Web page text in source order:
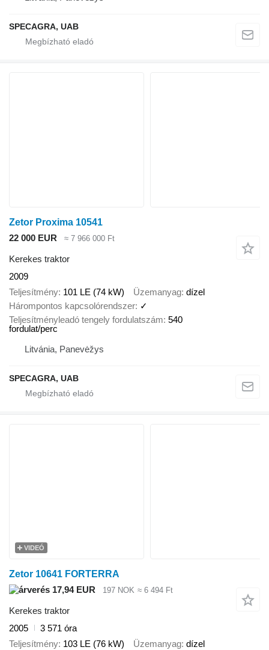
SPECAGRA, UAB
Zetor Proxima 10541
22 000 EUR
≈ 7 966 000 Ft
Kerekes traktor
2009
Teljesítmény 101 LE (74 kW) Üzemanyag dízel
Hárompontos kapcsolórendszer ✓
Teljesítményleadó tengely fordulatszám 540
fordulat/perc
Litvánia, Panevėžys
SPECAGRA, UAB
VIDEÓ
Zetor 10641 FORTERRA
17,94 EUR
197 NOK ≈ 6 494 Ft
Kerekes traktor
2005
3 571 óra
Teljesítmény 103 LE (76 kW) Üzemanyag dízel